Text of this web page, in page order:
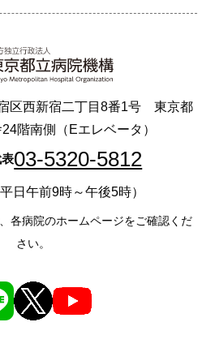
区西新宿二丁目8番1号 東京都
階南側（Eエレベータ）
03-5320-5812
日午前9時～午後5時）
各病院のホームページをご確認くだ
さい。